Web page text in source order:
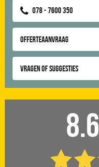
078 - 7600 350
Offerteaanvraag
Vragen of suggesties
8.6